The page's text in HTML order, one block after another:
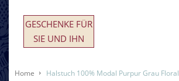
GESCHENKE FÜR
SIE UND IHN
Home Halstuch 100% Modal Purpur Grau Floral